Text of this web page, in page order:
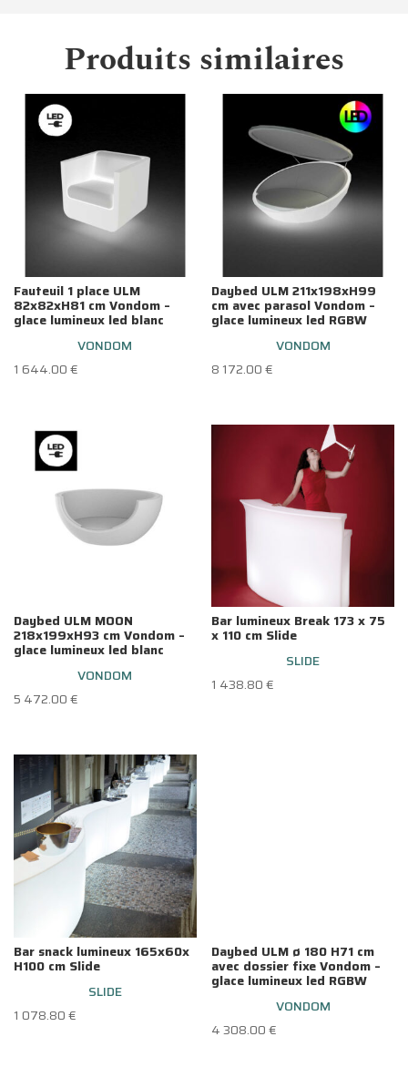
Produits similaires
Fauteuil 1 place ULM
82x82xH81 cm Vondom –
glace lumineux led blanc
VONDOM
1 644.00€
Daybed ULM 211x198xH99
cm avec parasol Vondom –
glace lumineux led RGBW
VONDOM
8 172.00€
Daybed ULM MOON
218x199xH93 cm Vondom –
glace lumineux led blanc
VONDOM
5 472.00€
Bar lumineux Break 173 x 75
x 110 cm Slide
SLIDE
1 438.80€
Bar snack lumineux 165x60x
H100 cm Slide
SLIDE
1 078.80€
Daybed ULM ø 180 H71 cm
avec dossier fixe Vondom –
glace lumineux led RGBW
VONDOM
4 308.00€